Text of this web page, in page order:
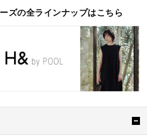
ズの全ラインナップはこちら